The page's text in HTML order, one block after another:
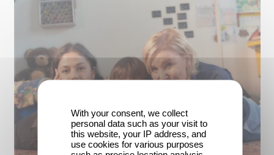
With your consent, we collect
personal data such as your visit to
this website, your IP address, and
use cookies for various purposes